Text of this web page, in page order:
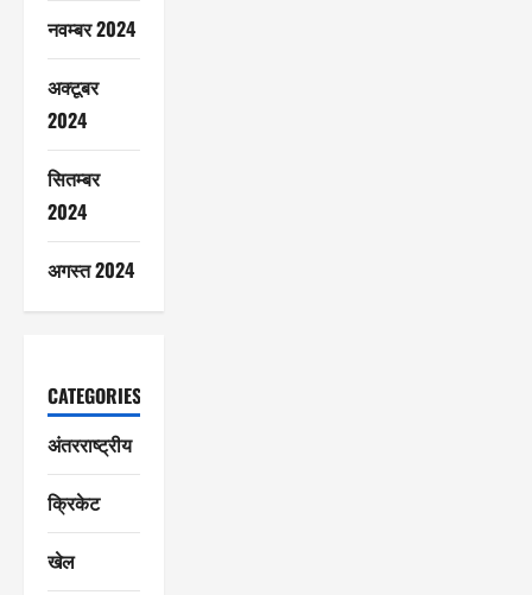
नवम्बर 2024
अक्टूबर
2024
सितम्बर
2024
अगस्त 2024
CATEGORIES
अंतरराष्ट्रीय
क्रिकेट
खेल